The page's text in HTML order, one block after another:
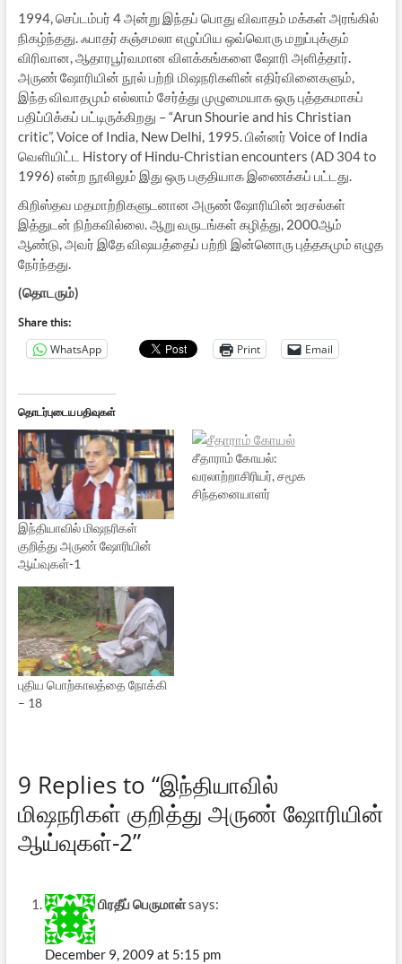
1994, செப்டம்பர் 4 அன்று இந்தப் பொது விவாதம் மக்கள் அரங்கில்
நிகழ்ந்தது. ஃபாதர் கஞ்சமலா எழுப்பிய ஒவ்வொரு மறுப்புக்கும்
விரிவான, ஆதாரபூர்வமான விளக்கங்களை ஷோரி அளித்தார்.
அருண் ஷோரியின் நூல் பற்றி மிஷநரிகளின் எதிர்வினைகளும்,
இந்த விவாதமும் எல்லாம் சேர்த்து முழுமையாக ஒரு புத்தகமாகப்
பதிப்பிக்கப் பட்டிருக்கிறது – “Arun Shourie and his Christian
critic”, Voice of India, New Delhi, 1995. பின்னர் Voice of India
வெளியிட்ட History of Hindu-Christian encounters (AD 304 to
1996) என்ற நூலிலும் இது ஒரு பகுதியாக இணைக்கப் பட்டது.
கிறிஸ்தவ மதமாற்றிகளுடனான அருண் ஷோரியின் உரசல்கள்
இத்துடன் நிற்கவில்லை. ஆறு வருடங்கள் கழித்து, 2000ஆம்
ஆண்டு, அவர் இதே விஷயத்தைப் பற்றி இன்னொரு புத்தகமும் எழுத
நேர்ந்தது.
(தொடரும்)
Share this:
WhatsApp
Print Email
தொடர்புடைய பதிவுகள்
இந்தியாவில் மிஷநரிகள்
குறித்து அருண் ஷோரியின்
ஆய்வுகள்-1
சீதாராம் கோயல்:
வரலாற்றாசிரியர், சமூக
சிந்தனையாளர்
புதிய பொற்காலத்தை நோக்கி
– 18
9 Replies to “இந்தியாவில்
மிஷநரிகள் குறித்து அருண் ஷோரியின்
ஆய்வுகள்-2”
பிரதீப் பெருமாள்says:
December 9, 2009 at 5:15 pm